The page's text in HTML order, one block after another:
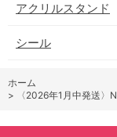
アクリルスタンド
シール
ホーム
>
〈2026年1月中発送〉